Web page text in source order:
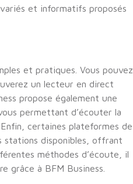
et informatifs proposés
et pratiques. Vous pouvez
un lecteur en direct
propose également une
permettant d’écouter la
certaines plateformes de
stations disponibles, offrant
méthodes d’écoute, il
grâce à BFM Business.